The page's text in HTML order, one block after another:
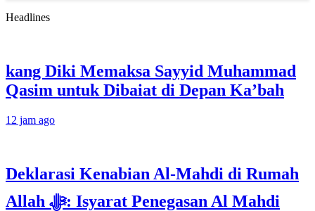
Headlines
kang Diki Memaksa Sayyid Muhammad
Qasim untuk Dibaiat di Depan Ka’bah
12 jam ago
Deklarasi Kenabian Al-Mahdi di Rumah
Allah ﷻ: Isyarat Penegasan Al Mahdi